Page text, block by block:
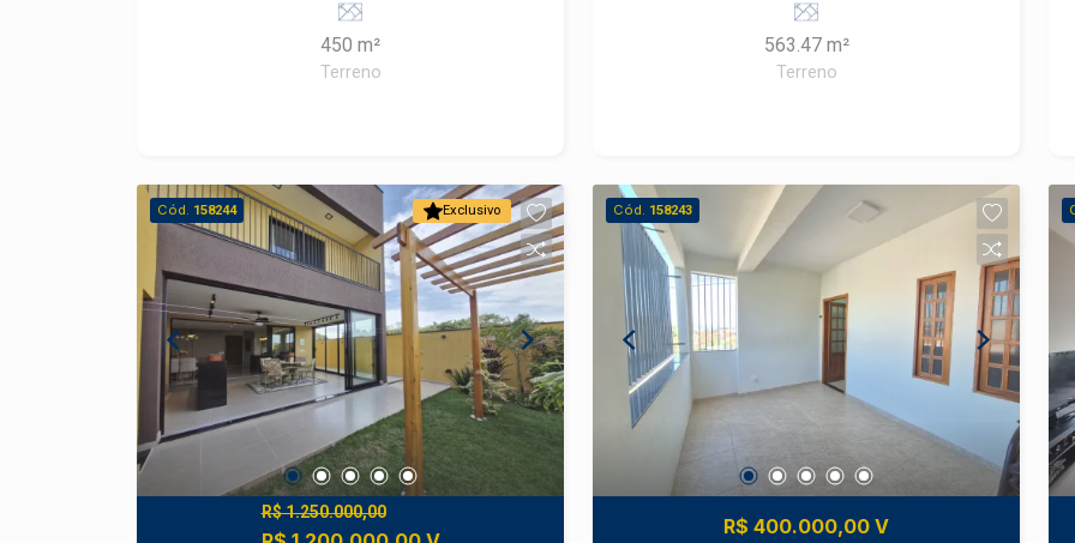
Quadra de beach tennis Campo
450 m²
Terreno
563.47 m²
Terreno
Exclusivo
Cód. 158244
R$ 1.250.000,00
Cód. 158243
R$ 400.000,00 V